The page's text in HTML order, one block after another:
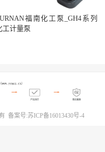
福南化工泵_GH4系列
工计量泵
备案号:苏ICP备16013430号-4